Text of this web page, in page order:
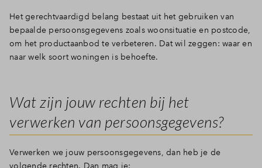
Het gerechtvaardigd belang bestaat uit het gebruiken van
bepaalde persoonsgegevens zoals woonsituatie en postcode,
om het productaanbod te verbeteren. Dat wil zeggen: waar en
naar welk soort woningen is behoefte.
Wat zijn jouw rechten bij het
verwerken van persoonsgegevens?
Verwerken we jouw persoonsgegevens, dan heb je de
volgende rechten. Dan mag je: